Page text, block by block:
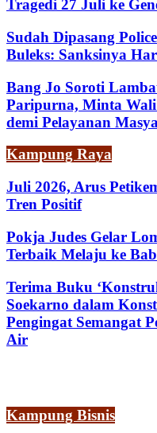
Tragedi 27 Juli ke
Sudah Dipasang
Buleks: Sanksinya
Bang Jo Soroti
Paripurna, Minta
demi Pelayanan
Kampung Raya
Juli 2026, Arus
Tren Positif
Pokja Judes Gelar
Terbaik Melaju ke
Terima Buku
Soekarno dalam
Pengingat Semangat
Air
Kampung Bisnis